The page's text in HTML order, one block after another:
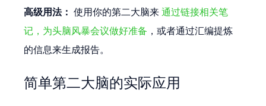
高级用法： 使用你的第二大脑来 通过链接相关笔
记，为头脑风暴会议做好准备 ，或者通过汇编提炼
的信息来生成报告。
简单第二大脑的实际应用